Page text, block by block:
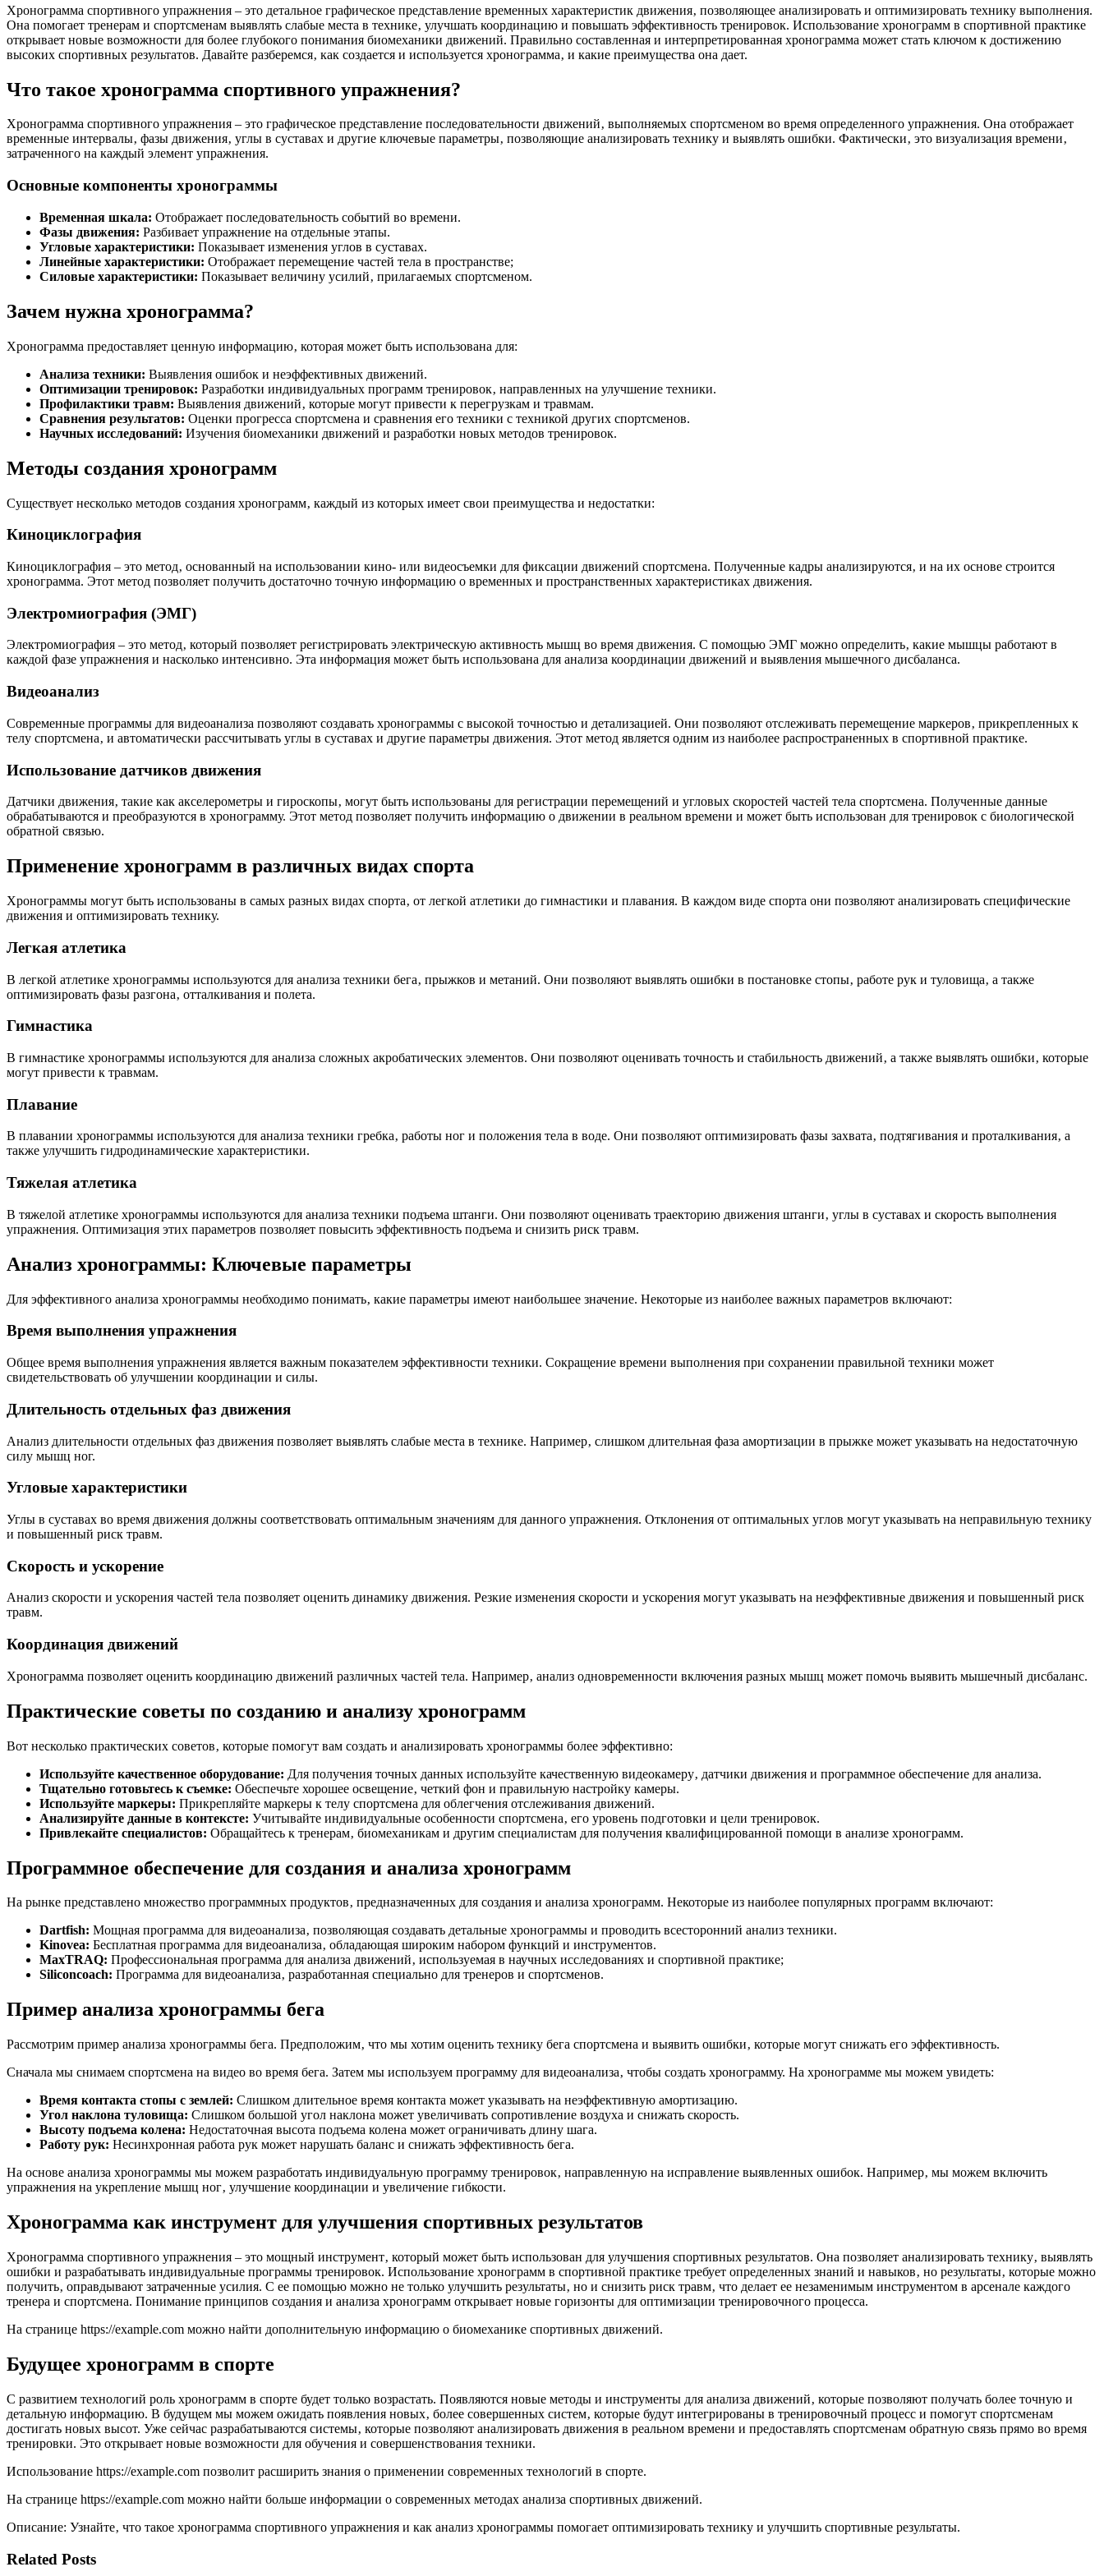
Хронограмма спортивного упражнения – это детальное графическое представление временных характеристик движения‚ позволяющее анализировать и оптимизировать технику выполнения.
Она помогает тренерам и спортсменам выявлять слабые места в технике‚ улучшать координацию и повышать эффективность тренировок. Использование хронограмм в спортивной практике
открывает новые возможности для более глубокого понимания биомеханики движений. Правильно составленная и интерпретированная хронограмма может стать ключом к достижению
высоких спортивных результатов. Давайте разберемся‚ как создается и используется хронограмма‚ и какие преимущества она дает.
Что такое хронограмма спортивного упражнения?
Хронограмма спортивного упражнения – это графическое представление последовательности движений‚ выполняемых спортсменом во время определенного упражнения. Она отображает
временные интервалы‚ фазы движения‚ углы в суставах и другие ключевые параметры‚ позволяющие анализировать технику и выявлять ошибки. Фактически‚ это визуализация времени‚
затраченного на каждый элемент упражнения.
Основные компоненты хронограммы
Временная шкала: Отображает последовательность событий во времени.
Фазы движения: Разбивает упражнение на отдельные этапы.
Угловые характеристики: Показывает изменения углов в суставах.
Линейные характеристики: Отображает перемещение частей тела в пространстве;
Силовые характеристики: Показывает величину усилий‚ прилагаемых спортсменом.
Зачем нужна хронограмма?
Хронограмма предоставляет ценную информацию‚ которая может быть использована для:
Анализа техники: Выявления ошибок и неэффективных движений.
Оптимизации тренировок: Разработки индивидуальных программ тренировок‚ направленных на улучшение техники.
Профилактики травм: Выявления движений‚ которые могут привести к перегрузкам и травмам.
Сравнения результатов: Оценки прогресса спортсмена и сравнения его техники с техникой других спортсменов.
Научных исследований: Изучения биомеханики движений и разработки новых методов тренировок.
Методы создания хронограмм
Существует несколько методов создания хронограмм‚ каждый из которых имеет свои преимущества и недостатки:
Киноциклография
Киноциклография – это метод‚ основанный на использовании кино- или видеосъемки для фиксации движений спортсмена. Полученные кадры анализируются‚ и на их основе строится
хронограмма. Этот метод позволяет получить достаточно точную информацию о временных и пространственных характеристиках движения.
Электромиография (ЭМГ)
Электромиография – это метод‚ который позволяет регистрировать электрическую активность мышц во время движения. С помощью ЭМГ можно определить‚ какие мышцы работают в
каждой фазе упражнения и насколько интенсивно. Эта информация может быть использована для анализа координации движений и выявления мышечного дисбаланса.
Видеоанализ
Современные программы для видеоанализа позволяют создавать хронограммы с высокой точностью и детализацией. Они позволяют отслеживать перемещение маркеров‚ прикрепленных к
телу спортсмена‚ и автоматически рассчитывать углы в суставах и другие параметры движения. Этот метод является одним из наиболее распространенных в спортивной практике.
Использование датчиков движения
Датчики движения‚ такие как акселерометры и гироскопы‚ могут быть использованы для регистрации перемещений и угловых скоростей частей тела спортсмена. Полученные данные
обрабатываются и преобразуются в хронограмму. Этот метод позволяет получить информацию о движении в реальном времени и может быть использован для тренировок с биологической
обратной связью.
Применение хронограмм в различных видах спорта
Хронограммы могут быть использованы в самых разных видах спорта‚ от легкой атлетики до гимнастики и плавания. В каждом виде спорта они позволяют анализировать специфические
движения и оптимизировать технику.
Легкая атлетика
В легкой атлетике хронограммы используются для анализа техники бега‚ прыжков и метаний. Они позволяют выявлять ошибки в постановке стопы‚ работе рук и туловища‚ а также
оптимизировать фазы разгона‚ отталкивания и полета.
Гимнастика
В гимнастике хронограммы используются для анализа сложных акробатических элементов. Они позволяют оценивать точность и стабильность движений‚ а также выявлять ошибки‚ которые
могут привести к травмам.
Плавание
В плавании хронограммы используются для анализа техники гребка‚ работы ног и положения тела в воде. Они позволяют оптимизировать фазы захвата‚ подтягивания и проталкивания‚ а
также улучшить гидродинамические характеристики.
Тяжелая атлетика
В тяжелой атлетике хронограммы используются для анализа техники подъема штанги. Они позволяют оценивать траекторию движения штанги‚ углы в суставах и скорость выполнения
упражнения. Оптимизация этих параметров позволяет повысить эффективность подъема и снизить риск травм.
Анализ хронограммы: Ключевые параметры
Для эффективного анализа хронограммы необходимо понимать‚ какие параметры имеют наибольшее значение. Некоторые из наиболее важных параметров включают:
Время выполнения упражнения
Общее время выполнения упражнения является важным показателем эффективности техники. Сокращение времени выполнения при сохранении правильной техники может
свидетельствовать об улучшении координации и силы.
Длительность отдельных фаз движения
Анализ длительности отдельных фаз движения позволяет выявлять слабые места в технике. Например‚ слишком длительная фаза амортизации в прыжке может указывать на недостаточную
силу мышц ног.
Угловые характеристики
Углы в суставах во время движения должны соответствовать оптимальным значениям для данного упражнения. Отклонения от оптимальных углов могут указывать на неправильную технику
и повышенный риск травм.
Скорость и ускорение
Анализ скорости и ускорения частей тела позволяет оценить динамику движения. Резкие изменения скорости и ускорения могут указывать на неэффективные движения и повышенный риск
травм.
Координация движений
Хронограмма позволяет оценить координацию движений различных частей тела. Например‚ анализ одновременности включения разных мышц может помочь выявить мышечный дисбаланс.
Практические советы по созданию и анализу хронограмм
Вот несколько практических советов‚ которые помогут вам создать и анализировать хронограммы более эффективно:
Используйте качественное оборудование: Для получения точных данных используйте качественную видеокамеру‚ датчики движения и программное обеспечение для анализа.
Тщательно готовьтесь к съемке: Обеспечьте хорошее освещение‚ четкий фон и правильную настройку камеры.
Используйте маркеры: Прикрепляйте маркеры к телу спортсмена для облегчения отслеживания движений.
Анализируйте данные в контексте: Учитывайте индивидуальные особенности спортсмена‚ его уровень подготовки и цели тренировок.
Привлекайте специалистов: Обращайтесь к тренерам‚ биомеханикам и другим специалистам для получения квалифицированной помощи в анализе хронограмм.
Программное обеспечение для создания и анализа хронограмм
На рынке представлено множество программных продуктов‚ предназначенных для создания и анализа хронограмм. Некоторые из наиболее популярных программ включают:
Dartfish: Мощная программа для видеоанализа‚ позволяющая создавать детальные хронограммы и проводить всесторонний анализ техники.
Kinovea: Бесплатная программа для видеоанализа‚ обладающая широким набором функций и инструментов.
MaxTRAQ: Профессиональная программа для анализа движений‚ используемая в научных исследованиях и спортивной практике;
Siliconcoach: Программа для видеоанализа‚ разработанная специально для тренеров и спортсменов.
Пример анализа хронограммы бега
Рассмотрим пример анализа хронограммы бега. Предположим‚ что мы хотим оценить технику бега спортсмена и выявить ошибки‚ которые могут снижать его эффективность.
Сначала мы снимаем спортсмена на видео во время бега. Затем мы используем программу для видеоанализа‚ чтобы создать хронограмму. На хронограмме мы можем увидеть:
Время контакта стопы с землей: Слишком длительное время контакта может указывать на неэффективную амортизацию.
Угол наклона туловища: Слишком большой угол наклона может увеличивать сопротивление воздуха и снижать скорость.
Высоту подъема колена: Недостаточная высота подъема колена может ограничивать длину шага.
Работу рук: Несинхронная работа рук может нарушать баланс и снижать эффективность бега.
На основе анализа хронограммы мы можем разработать индивидуальную программу тренировок‚ направленную на исправление выявленных ошибок. Например‚ мы можем включить
упражнения на укрепление мышц ног‚ улучшение координации и увеличение гибкости.
Хронограмма как инструмент для улучшения спортивных результатов
Хронограмма спортивного упражнения – это мощный инструмент‚ который может быть использован для улучшения спортивных результатов. Она позволяет анализировать технику‚ выявлять
ошибки и разрабатывать индивидуальные программы тренировок. Использование хронограмм в спортивной практике требует определенных знаний и навыков‚ но результаты‚ которые можно
получить‚ оправдывают затраченные усилия. С ее помощью можно не только улучшить результаты‚ но и снизить риск травм‚ что делает ее незаменимым инструментом в арсенале каждого
тренера и спортсмена. Понимание принципов создания и анализа хронограмм открывает новые горизонты для оптимизации тренировочного процесса.
На странице https://example.com можно найти дополнительную информацию о биомеханике спортивных движений.
Будущее хронограмм в спорте
С развитием технологий роль хронограмм в спорте будет только возрастать. Появляются новые методы и инструменты для анализа движений‚ которые позволяют получать более точную и
детальную информацию. В будущем мы можем ожидать появления новых‚ более совершенных систем‚ которые будут интегрированы в тренировочный процесс и помогут спортсменам
достигать новых высот. Уже сейчас разрабатываются системы‚ которые позволяют анализировать движения в реальном времени и предоставлять спортсменам обратную связь прямо во время
тренировки. Это открывает новые возможности для обучения и совершенствования техники.
Использование https://example.com позволит расширить знания о применении современных технологий в спорте.
На странице https://example.com можно найти больше информации о современных методах анализа спортивных движений.
Описание: Узнайте‚ что такое хронограмма спортивного упражнения и как анализ хронограммы помогает оптимизировать технику и улучшить спортивные результаты.
Related Posts